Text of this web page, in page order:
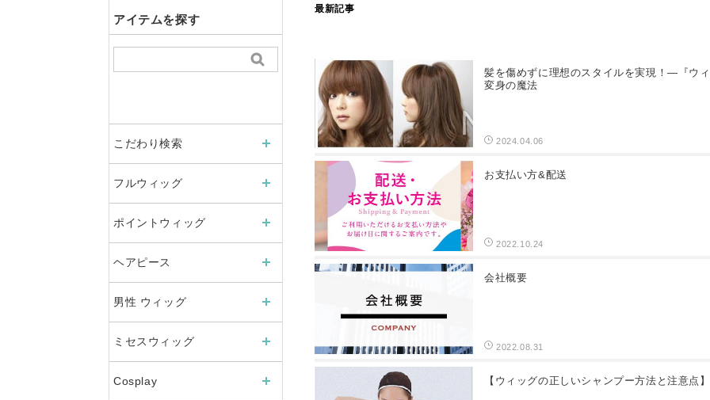
最新記事
髪を傷めずに理想のスタイルを実現！—『ウ
変身の魔法
2024.04.06
お支払い方&配送
2022.10.24
会社概要
2022.08.31
【ウィッグの正しいシャンプー方法と注意点
アイテムを探す
こだわり検索
フルウィッグ
ポイントウィッグ
ヘアピース
男性 ウィッグ
ミセスウィッグ
Cosplay